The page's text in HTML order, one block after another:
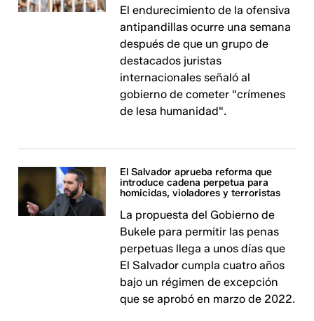
El endurecimiento de la ofensiva
antipandillas ocurre una semana
después de que un grupo de
destacados juristas
internacionales señaló al
gobierno de cometer "crímenes
de lesa humanidad".
El Salvador aprueba reforma que
introduce cadena perpetua para
homicidas, violadores y terroristas
La propuesta del Gobierno de
Bukele para permitir las penas
perpetuas llega a unos días que
El Salvador cumpla cuatro años
bajo un régimen de excepción
que se aprobó en marzo de 2022.